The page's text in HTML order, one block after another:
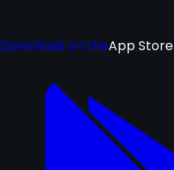
Download on theApp Store